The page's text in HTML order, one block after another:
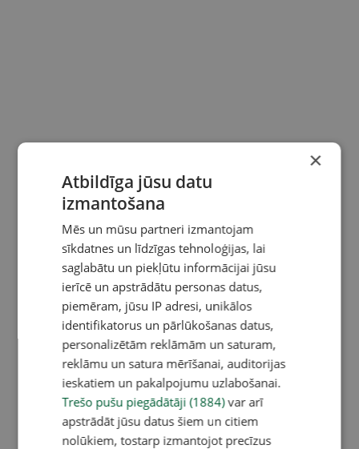
×
Atbildīga jūsu datu
izmantošana
Mēs un mūsu partneri izmantojam
sīkdatnes un līdzīgas tehnoloģijas, lai
saglabātu un piekļūtu informācijai jūsu
ierīcē un apstrādātu personas datus,
piemēram, jūsu IP adresi, unikālos
identifikatorus un pārlūkošanas datus,
personalizētām reklāmām un saturam,
reklāmu un satura mērīšanai, auditorijas
ieskatiem un pakalpojumu uzlabošanai.
Trešo pušu piegādātāji (1884)var arī
apstrādāt jūsu datus šiem un citiem
nolūkiem, tostarp izmantojot precīzus